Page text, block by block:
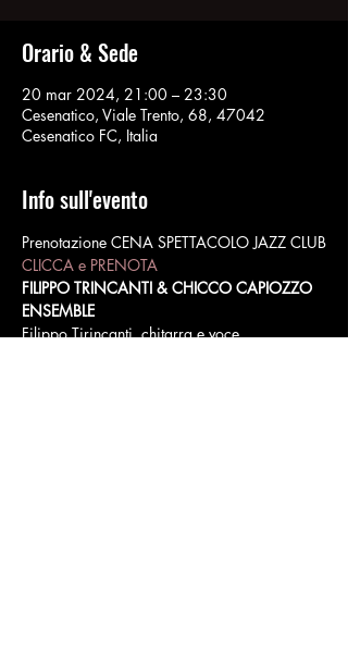
Orario & Sede
20 mar 2024, 21:00 – 23:30
Cesenatico, Viale Trento, 68, 47042
Cesenatico FC, Italia
Info sull'evento
Prenotazione CENA SPETTACOLO JAZZ CLUB
CLICCA e PRENOTA
FILIPPO TRINCANTI & CHICCO CAPIOZZO
ENSEMBLE
Filippo Tirincanti, chitarra e voce